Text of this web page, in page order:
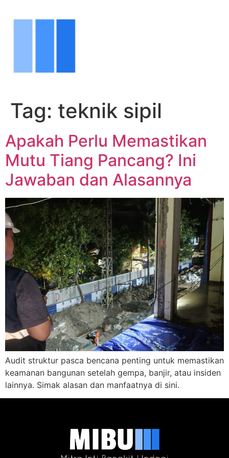
Tag: teknik sipil
Apakah Perlu Memastikan
Mutu Tiang Pancang? Ini
Jawaban dan Alasannya
Audit struktur pasca bencana penting untuk memastikan
keamanan bangunan setelah gempa, banjir, atau insiden
lainnya. Simak alasan dan manfaatnya di sini.